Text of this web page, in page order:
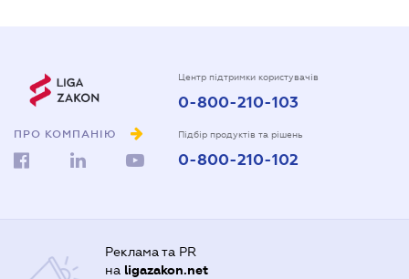
ПРО КОМПАНІЮ
Центр підтримки користувачів
0-800-210-103
Підбір продуктів та рішень
0-800-210-102
Реклама та PR
на ligazakon.net